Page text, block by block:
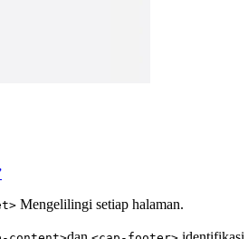
Mengelilingi setiap halaman.